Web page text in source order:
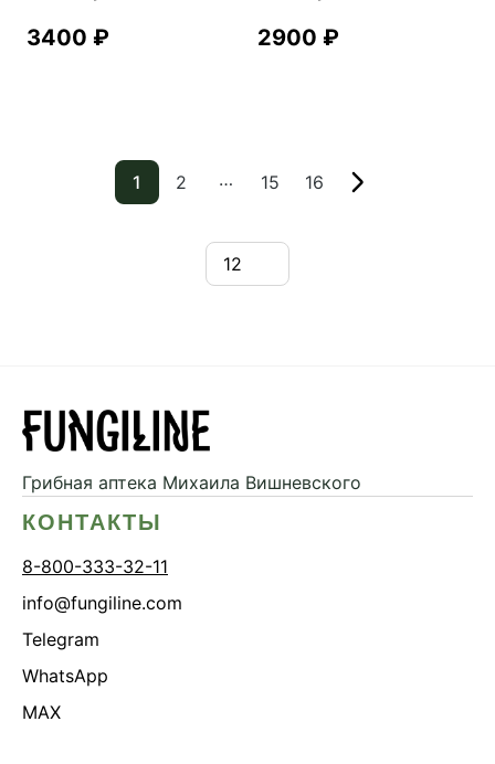
3400 ₽ 2900 ₽
1 2 … 15 16
Грибная аптека Михаила Вишневского
КОНТАКТЫ
8-800-333-32-11
info@fungiline.com
Telegram
WhatsApp
MAX